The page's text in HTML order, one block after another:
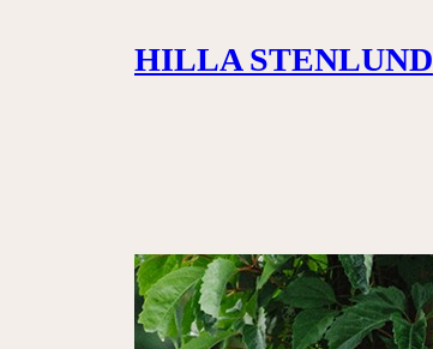
HILLA STENLUND